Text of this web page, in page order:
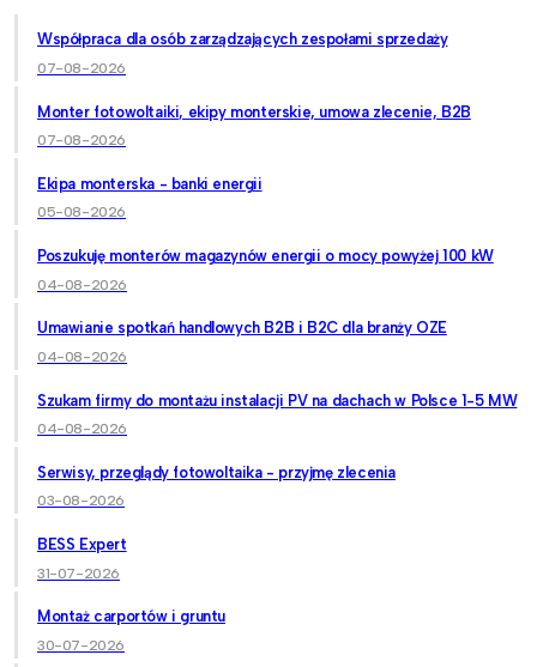
Współpraca dla osób zarządzających zespołami sprzedaży
07-08-2026
Monter fotowoltaiki, ekipy monterskie, umowa zlecenie, B2B
07-08-2026
Ekipa monterska - banki energii
05-08-2026
Poszukuję monterów magazynów energii o mocy powyżej 100 kW
04-08-2026
Umawianie spotkań handlowych B2B i B2C dla branży OZE
04-08-2026
Szukam firmy do montażu instalacji PV na dachach w Polsce 1-5 MW
04-08-2026
Serwisy, przeglądy fotowoltaika - przyjmę zlecenia
03-08-2026
BESS Expert
31-07-2026
Montaż carportów i gruntu
30-07-2026